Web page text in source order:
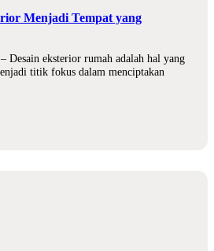
Menjadi Tempat yang
Desain eksterior rumah adalah hal yang
titik fokus dalam menciptakan